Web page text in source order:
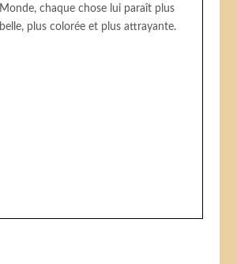
Monde, chaque chose lui paraît plus
belle, plus colorée et plus attrayante.